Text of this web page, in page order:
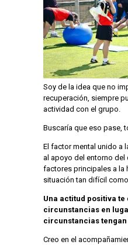
Soy de la idea que no
recuperación, siempre
actividad con el grupo.
Buscaría que eso pase,
El factor mental unido a
al apoyo del entorno
factores principales a la
situación tan difícil como
Una actitud positiva
circunstancias en
circunstancias
Creo en el